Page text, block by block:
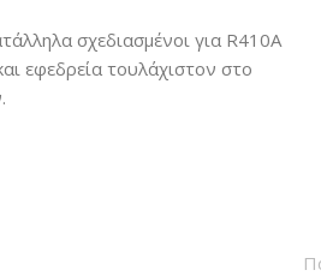
σχεδιασμένοι για R410A
εφεδρεία τουλάχιστον στο